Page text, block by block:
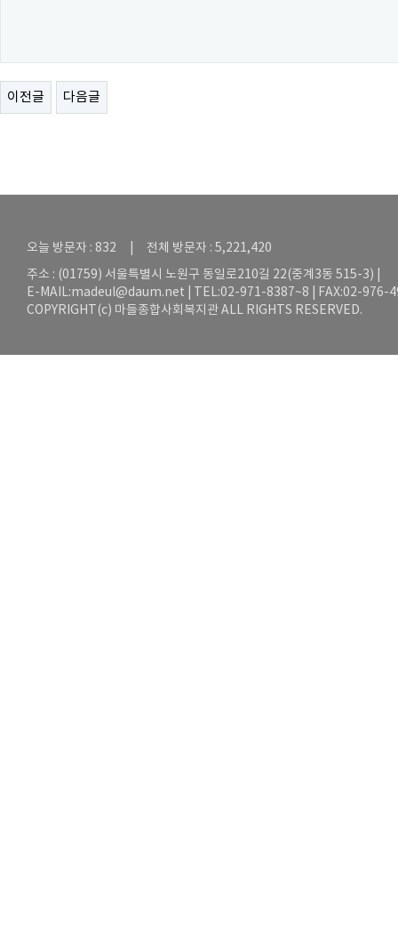
이전글 다음글
오늘 방문자 : 832 | 전체 방문자 : 5,221,420
주소 : (01759) 서울특별시 노원구 동일로210길 22(중계3동 515-3) |
E-MAIL:madeul@daum.net | TEL:02-971-8387~8 | FAX:02-976-
COPYRIGHT(c) 마들종합사회복지관 ALL RIGHTS RESERVED.